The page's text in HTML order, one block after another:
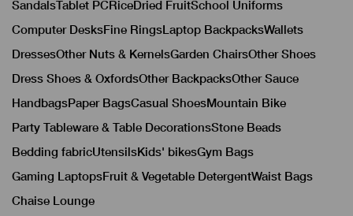
SandalsTablet PCRiceDried FruitSchool Uniforms
Computer DesksFine RingsLaptop BackpacksWallets
DressesOther Nuts & KernelsGarden ChairsOther Shoes
Dress Shoes & OxfordsOther BackpacksOther Sauce
HandbagsPaper BagsCasual ShoesMountain Bike
Party Tableware & Table DecorationsStone Beads
Bedding fabricUtensilsKids' bikesGym Bags
Gaming LaptopsFruit & Vegetable DetergentWaist Bags
Chaise Lounge